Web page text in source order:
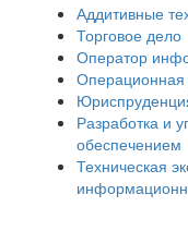
Аддитивные
Торговое дело
Оператор
Операционная
Разработка и
обеспечением
Техническая